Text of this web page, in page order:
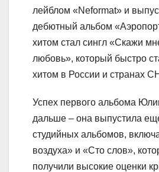
лейблом «Neformat» и
дебютный альбом
хитом стал сингл «Скажи
любовь», который быстро
хитом в России и странах
Успех первого альбома
дальше – она выпустила
студийных альбомов,
воздуха» и «Сто слов»,
получили высокие оценки